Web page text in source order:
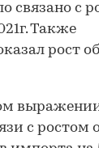
связано с
Также
рост
с ростом